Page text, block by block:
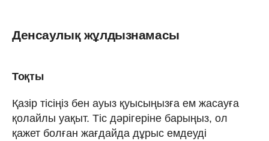
Денсаулық жұлдызнамасы
Тоқты
Қазір тісіңіз бен ауыз қуысыңызға ем жасауға
қолайлы уақыт. Тіс дәрігеріне барыңыз, ол
қажет болған жағдайда дұрыс емдеуді